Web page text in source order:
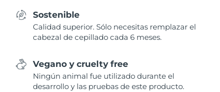
Sostenible
Calidad superior. Sólo necesitas remplazar el
cabezal de cepillado cada 6 meses.
Vegano y cruelty free
Ningún animal fue utilizado durante el
desarrollo y las pruebas de este producto.